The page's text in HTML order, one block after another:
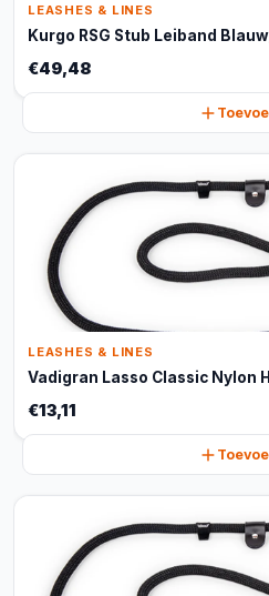
LEASHES & LINES
Kurgo RSG Stub Leiband
€49,48
LEASHES & LINES
Vadigran Lasso Classic Nylon
€13,11